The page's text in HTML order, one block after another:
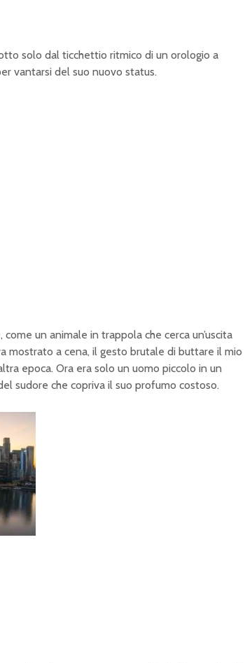
solo dal ticchettio ritmico di un orologio a
vantarsi del suo nuovo status.
un animale in trappola che cerca un’uscita
mostrato a cena, il gesto brutale di buttare il mio
epoca. Ora era solo un uomo piccolo in un
sudore che copriva il suo profumo costoso.